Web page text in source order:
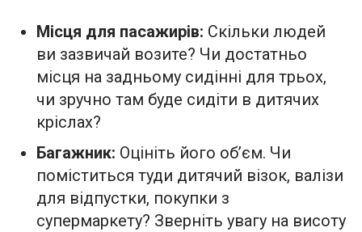
Місця для пасажирів: Скільки людей
ви зазвичай возите? Чи достатньо
місця на задньому сидінні для трьох,
чи зручно там буде сидіти в дитячих
кріслах?
Багажник: Оцініть його об’єм. Чи
поміститься туди дитячий візок, валізи
для відпустки, покупки з
супермаркету? Зверніть увагу на висоту